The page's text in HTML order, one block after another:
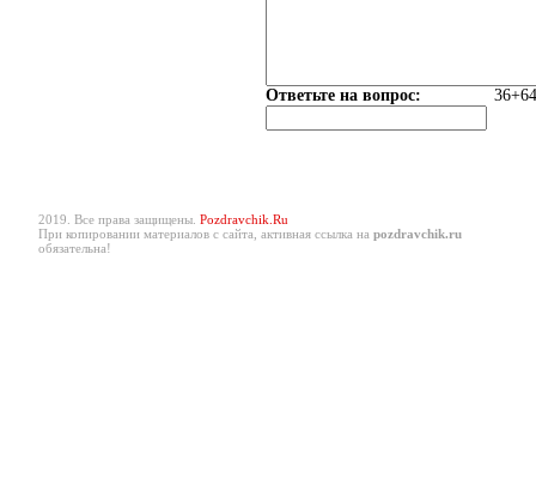
Ответьте на вопрос:
2019. Все права защищены. Pozdravchik.Ru
При копировании материалов с сайта, активная ссылка на pozdravchik.ru
обязательна!